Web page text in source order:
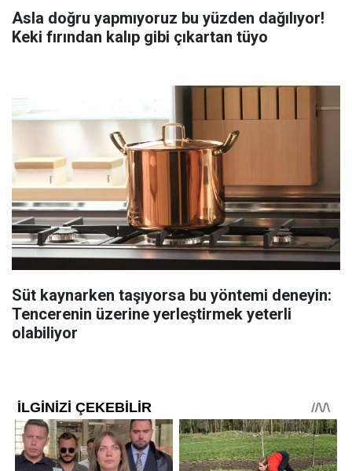
Asla doğru yapmıyoruz bu yüzden dağılıyor!
Keki fırından kalıp gibi çıkartan tüyo
Süt kaynarken taşıyorsa bu yöntemi deneyin:
Tencerenin üzerine yerleştirmek yeterli
olabiliyor